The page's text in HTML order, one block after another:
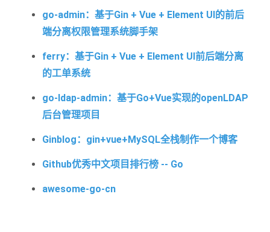
go-admin：基于Gin + Vue + Element UI的前后
端分离权限管理系统脚手架
ferry：基于Gin + Vue + Element UI前后端分离
的工单系统
go-ldap-admin：基于Go+Vue实现的openLDAP
后台管理项目
Ginblog：gin+vue+MySQL全栈制作一个博客
Github优秀中文项目排行榜 -- Go
awesome-go-cn